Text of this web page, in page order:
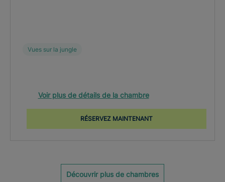
Vues sur la jungle
Voir plus de détails de la chambre
RÉSERVEZ MAINTENANT
Découvrir plus de chambres